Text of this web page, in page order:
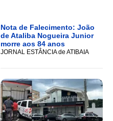
Nota de Falecimento: João
de Ataliba Nogueira Junior
morre aos 84 anos
JORNAL ESTÂNCIA de ATIBAIA